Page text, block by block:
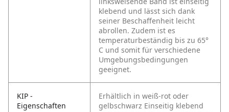
klebend und lässt sich dank
seiner Beschaffenheit leicht
abrollen. Zudem ist es
temperaturbeständig bis zu 65°
C und somit für verschiedene
Umgebungsbedingungen
geeignet.
KIP -
Eigenschaften
Erhältlich in weiß-rot oder
gelbschwarz Einseitig klebend